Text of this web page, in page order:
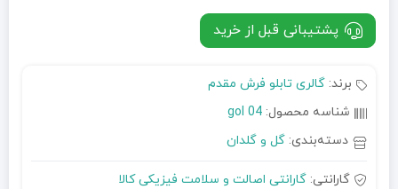
پشتیبانی قبل از خرید
برند: گالری تابلو فرش مقدم
شناسه محصول: gol 04
دسته‌بندی: گل و گلدان
گارانتی: گارانتی اصالت و سلامت فیزیکی کالا